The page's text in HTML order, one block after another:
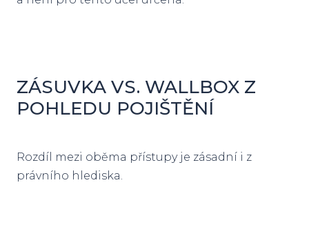
ZÁSUVKA VS. WALLBOX Z
POHLEDU POJIŠTĚNÍ
Rozdíl mezi oběma přístupy je zásadní i z
právního hlediska.